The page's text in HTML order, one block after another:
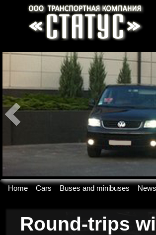
Home Cars Buses and minibuses News
Round-trips